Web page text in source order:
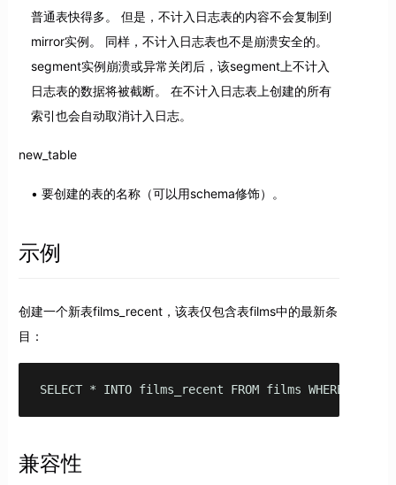
普通表快得多。 但是，不计入日志表的内容不会复制到
mirror实例。 同样，不计入日志表也不是崩溃安全的。
segment实例崩溃或异常关闭后，该segment上不计入
日志表的数据将被截断。 在不计入日志表上创建的所有
索引也会自动取消计入日志。
new_table
要创建的表的名称（可以用schema修饰）。
示例
创建一个新表films_recent，该表仅包含表films中的最新条
目：
SELECT * INTO films_recent FROM films WHERE
兼容性